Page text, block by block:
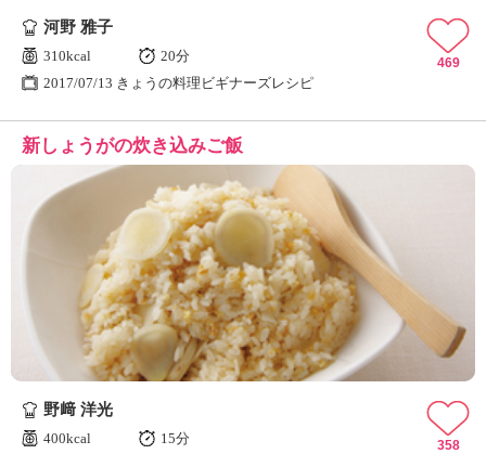
河野 雅子
310kcal
20分
2017/07/13 きょうの料理ビギナーズレシピ
469
新しょうがの炊き込みご飯
野﨑 洋光
400kcal
15分
358